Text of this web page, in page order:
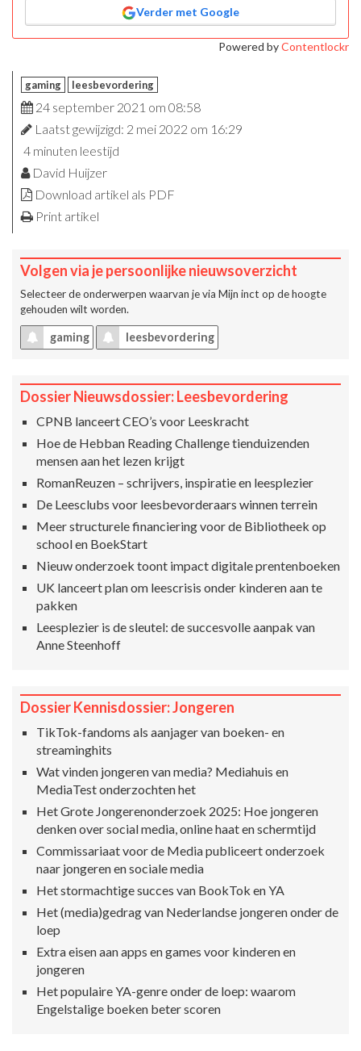
Verder met Google
Powered byContentlockr
gaming leesbevordering
24 september 2021 om 08:58
Laatst gewijzigd: 2 mei 2022 om 16:29
4 minuten leestijd
David Huijzer
Download artikel als PDF
Print artikel
Volgen via je persoonlijke nieuwsoverzicht
Selecteer de onderwerpen waarvan je via Mijn inct op de hoogte
gehouden wilt worden.
gaming leesbevordering
Dossier Nieuwsdossier: Leesbevordering
CPNB lanceert CEO’s voor Leeskracht
Hoe de Hebban Reading Challenge tienduizenden
mensen aan het lezen krijgt
RomanReuzen – schrijvers, inspiratie en leesplezier
De Leesclubs voor leesbevorderaars winnen terrein
Meer structurele financiering voor de Bibliotheek op
school en BoekStart
Nieuw onderzoek toont impact digitale prentenboeken
UK lanceert plan om leescrisis onder kinderen aan te
pakken
Leesplezier is de sleutel: de succesvolle aanpak van
Anne Steenhoff
Dossier Kennisdossier: Jongeren
TikTok-fandoms als aanjager van boeken- en
streaminghits
Wat vinden jongeren van media? Mediahuis en
MediaTest onderzochten het
Het Grote Jongerenonderzoek 2025: Hoe jongeren
denken over social media, online haat en schermtijd
Commissariaat voor de Media publiceert onderzoek
naar jongeren en sociale media
Het stormachtige succes van BookTok en YA
Het (media)gedrag van Nederlandse jongeren onder de
loep
Extra eisen aan apps en games voor kinderen en
jongeren
Het populaire YA-genre onder de loep: waarom
Engelstalige boeken beter scoren